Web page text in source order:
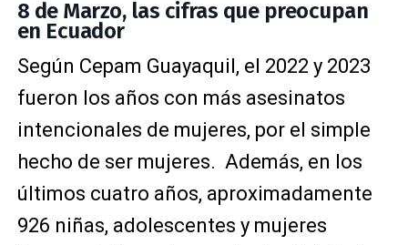
8 de Marzo, las cifras que preocupan
en Ecuador
Según Cepam Guayaquil, el 2022 y 2023
fueron los años con más asesinatos
intencionales de mujeres, por el simple
hecho de ser mujeres. Además, en los
últimos cuatro años, aproximadamente
926 niñas, adolescentes y mujeres